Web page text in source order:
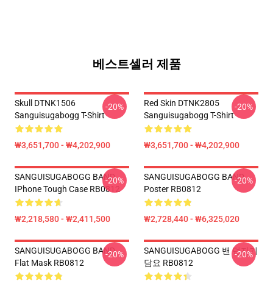
베스트셀러 제품
Skull DTNK1506
Sanguisugabogg T-Shirt
₩3,651,700 - ₩4,202,900
-20%
Red Skin DTNK2805
Sanguisugabogg T-Shirt
₩3,651,700 - ₩4,202,900
-20%
SANGUISUGABOGG BAND
IPhone Tough Case RB0812
₩2,218,580 - ₩2,411,500
-20%
SANGUISUGABOGG BAND
Poster RB0812
₩2,728,440 - ₩6,325,020
-20%
SANGUISUGABOGG BAND
Flat Mask RB0812
-20%
SANGUISUGABOGG 밴 던지기
담요 RB0812
-20%